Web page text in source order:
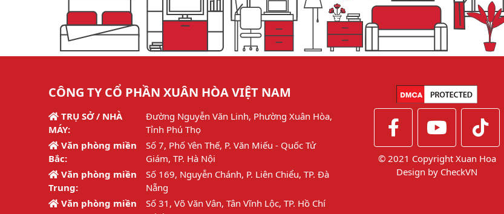
CÔNG TY CỔ PHẦN XUÂN HÒA VIỆT NAM
TRỤ SỞ / NHÀ
MÁY:
Đường Nguyễn Văn Linh, Phường Xuân Hòa,
Tỉnh Phú Thọ
Văn phòng miền
Bắc:
Số 7, Phố Yên Thế, P. Văn Miếu - Quốc Tử
Giám, TP. Hà Nội
Văn phòng miền
Trung:
Số 169, Nguyễn Chánh, P. Liên Chiểu, TP. Đà
Nẵng
Văn phòng miền
Số 31, Võ Văn Vân, Tân Vĩnh Lộc, TP. Hồ Chí
© 2021 Copyright Xuan Hoa
Design by CheckVN